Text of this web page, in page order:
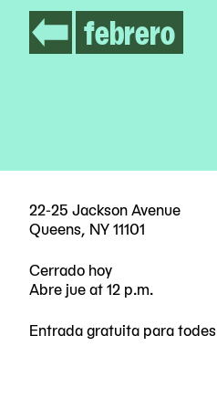
febrero
22-25 Jackson Avenue
Queens, NY 11101
Cerrado hoy
Abre jue at 12 p.m.
Entrada gratuita para todes